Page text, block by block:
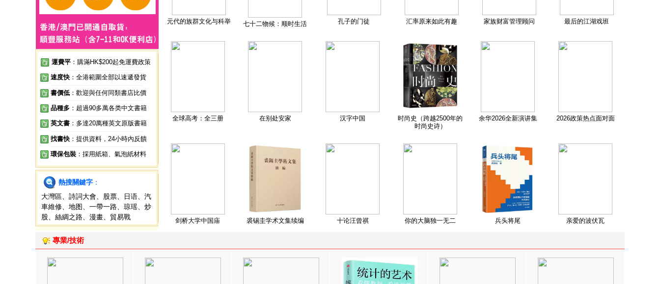
運費平 ：購滿HK$200起免運費政策
速度快 ：全港範圍全部以速遞發貨
書價低 ：歡迎與任何同類書店比價
品種多 ：超過90多萬各类中文書籍
英文書 ：多達20萬種英文原版書籍
找書快 ：提供資料，24小時內反饋
環保包裝 ：採用紙箱、氣泡紙材料
熱搜關鍵字 ：
大灣區
詩詞大會 股票 日语
汽
車維修
地图 一帶一路 琼瑶
炒
股
絲綢之路 漫畫 貿易戰
元代的族群文化与科举 七十二物候：顺时生活 孔子的门徒 汇率原来如此有趣 家族财富管理顾问 最后的江湖戏班
全球高考：全三册 在别处安家 汉字中国
时尚史（跨越2500年的
时尚史诗）
余华2026全新演讲集 2026政策热点面对面
剑桥大学中国庙 裘锡圭学术文集续编 十论汪曾祺 你的大脑独一无二 兵头将尾 亲爱的波伏瓦
專業/技術